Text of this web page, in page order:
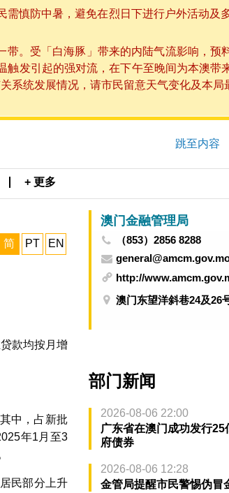
慎防中暑，避免在烈日下进行户外活动及
。受「白海豚」带来的内陆气流影响，预
发引起的强对流，在下午至晚间为本澳带
系统发展情况，请市民留意天气变化及本局
跳至内容
+ 更多
简 PT EN
款均按月增
中，占新批
年1月至3
。
民部分上升
澳门金融管理局
（853）2856 8288
http://
澳门东望洋斜巷24及26
部门新闻
2026-08-06 22:00
广东省在澳门成功发行
府债券
2026-08-06 12:28
金管局提醒市民警惕伪冒